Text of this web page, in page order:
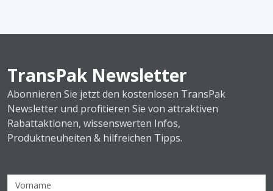
TransPak Newsletter
Abonnieren Sie jetzt den kostenlosen TransPak
Newsletter und profitieren Sie von attraktiven
Rabattaktionen, wissenswerten Infos,
Produktneuheiten & hilfreichen Tipps.